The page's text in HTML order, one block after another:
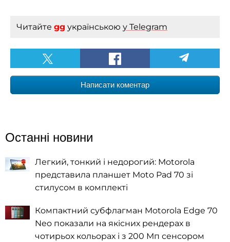
Читайте gg українською у Telegram
Написати коментар
Останні новини
Легкий, тонкий і недорогий: Motorola
представила планшет Moto Pad 70 зі
стилусом в комплекті
Компактний субфлагман Motorola Edge 70
Neo показали на якісних рендерах в
чотирьох кольорах і з 200 Мп сенсором